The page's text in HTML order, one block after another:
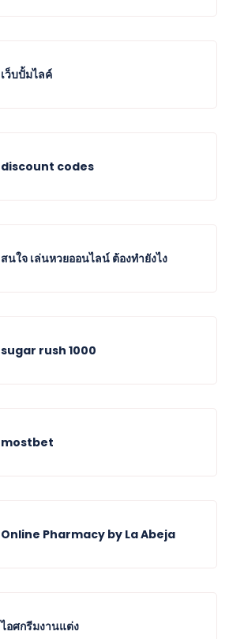
เว็บปั้มไลค์
discount codes
สนใจ เล่นหวยออนไลน์ ต้องทำยังไง
sugar rush 1000
mostbet
Online Pharmacy by La Abeja
ไอศกรีมงานแต่ง